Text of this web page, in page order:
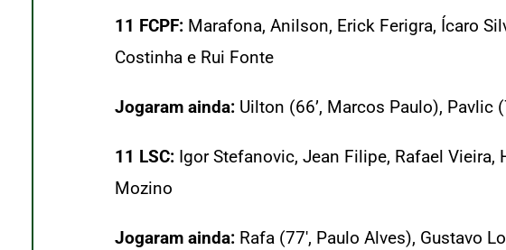
11 FCPF: Marafona, Anilson, Erick Ferigra, Ícaro
Costinha e Rui Fonte
Jogaram ainda: Uilton (66’, Marcos Paulo), Pavlic
11 LSC: Igor Stefanovic, Jean Filipe, Rafael Vieira,
Mozino
Jogaram ainda: Rafa (77′, Paulo Alves), Gustavo